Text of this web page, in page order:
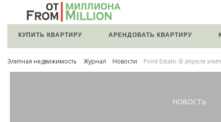
КУПИТЬ КВАРТИРУ АРЕНДОВАТЬ КВАРТИРУ
Элитная недвижимость Журнал Новости Point Estate: В апреле
НОВОСТЬ